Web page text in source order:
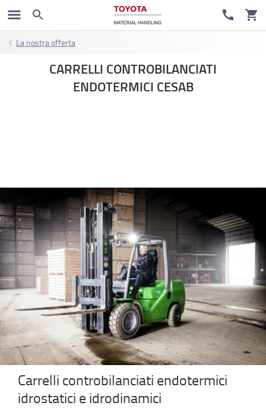
La nostra offerta
CARRELLI CONTROBILANCIATI
ENDOTERMICI CESAB
Carrelli controbilanciati endotermici
idrostatici e idrodinamici